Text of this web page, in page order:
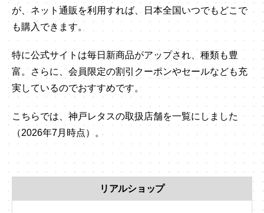
が、ネット通販を利用すれば、日本全国いつでもどこで
も購入できます。
特に公式サイトは毎日新商品がアップされ、種類も豊
富。さらに、会員限定の割引クーポンやセールなども充
実しているのでおすすめです。
こちらでは、神戸レタスの取扱店舗を一覧にしました
（2026年7月時点）。
リアルショップ